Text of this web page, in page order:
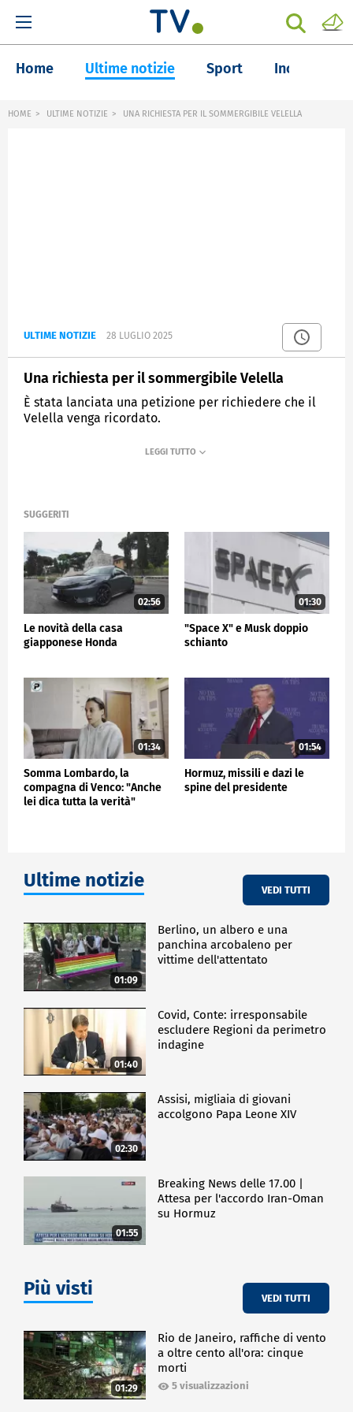
Home Ultime notizie Sport Inchieste
HOME ULTIME NOTIZIE UNA RICHIESTA PER IL SOMMERGIBILE VELELLA
ULTIME NOTIZIE 28 LUGLIO 2025
Una richiesta per il sommergibile Velella
È stata lanciata una petizione per richiedere che il
Velella venga ricordato.
SUGGERITI
02:56
Le novità della casa
giapponese Honda
01:30
"Space X" e Musk doppio
schianto
01:34
Somma Lombardo, la
compagna di Venco: "Anche
lei dica tutta la verità"
01:54
Hormuz, missili e dazi le
spine del presidente
Ultime notizie VEDI TUTTI
01:09
Berlino, un albero e una
panchina arcobaleno per
vittime dell'attentato
01:40
Covid, Conte: irresponsabile
escludere Regioni da perimetro
indagine
02:30
Assisi, migliaia di giovani
accolgono Papa Leone XIV
01:55
Breaking News delle 17.00 |
Attesa per l'accordo Iran-Oman
su Hormuz
Più visti VEDI TUTTI
01:29
Rio de Janeiro, raffiche di vento
a oltre cento all'ora: cinque
morti
5 visualizzazioni